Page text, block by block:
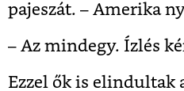
pajeszát. – Amerika
– Az mindegy. Ízlés
Ezzel ők is elindultak